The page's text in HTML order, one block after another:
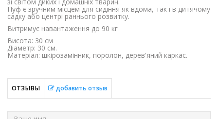
Пуф є зручним місцем для сидіння як вдома, так і в дитячому
садку або центрі раннього розвитку.
Витримує навантаження до 90 кг
Висота: 30 см
Діаметр: 30 см.
Матеріал: шкірозамінник, поролон, дерев'яний каркас.
ОТЗЫВЫ добавить отзыв